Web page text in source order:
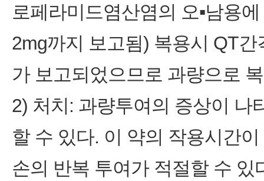
로페라미드염산염의 오▪남용
2mg까지 보고됨) 복용시 QT
가 보고되었으므로 과량으로
2) 처치: 과량투여의 증상이 나
할 수 있다. 이 약의 작용시간
손의 반복 투여가 적절할 수